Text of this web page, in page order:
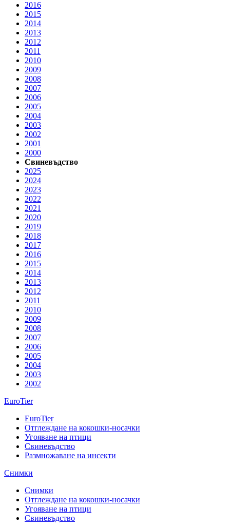
2016
2015
2014
2013
2012
2011
2010
2009
2008
2007
2006
2005
2004
2003
2002
2001
2000
Свиневъдство
2025
2024
2023
2022
2021
2020
2019
2018
2017
2016
2015
2014
2013
2012
2011
2010
2009
2008
2007
2006
2005
2004
2003
2002
EuroTier
EuroTier
Отглеждане на кокошки-носачки
Угояване на птици
Свиневъдство
Размножаване на инсекти
Снимки
Снимки
Отглеждане на кокошки-носачки
Угояване на птици
Свиневъдство